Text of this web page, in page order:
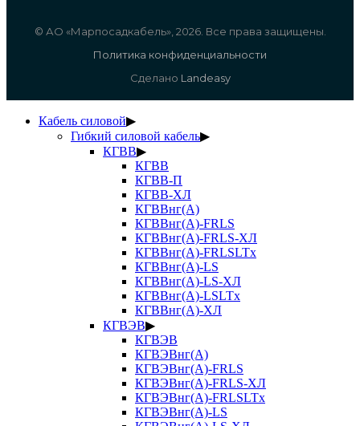
© АО «Марпосадкабель», 2026. Все права защищены.
Политика конфиденциальности
Сделано Landeasy
Кабель силовой▶
Гибкий силовой кабель▶
КГВВ▶
КГВВ
КГВВ-П
КГВВ-ХЛ
КГВВнг(А)
КГВВнг(А)-FRLS
КГВВнг(А)-FRLS-ХЛ
КГВВнг(А)-FRLSLTx
КГВВнг(А)-LS
КГВВнг(А)-LS-ХЛ
КГВВнг(А)-LSLTx
КГВВнг(А)-ХЛ
КГВЭВ▶
КГВЭВ
КГВЭВнг(А)
КГВЭВнг(А)-FRLS
КГВЭВнг(А)-FRLS-ХЛ
КГВЭВнг(А)-FRLSLTx
КГВЭВнг(А)-LS